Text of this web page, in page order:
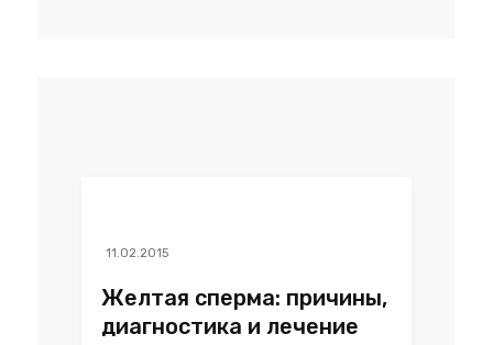
11.02.2015
Желтая сперма: причины,
диагностика и лечение